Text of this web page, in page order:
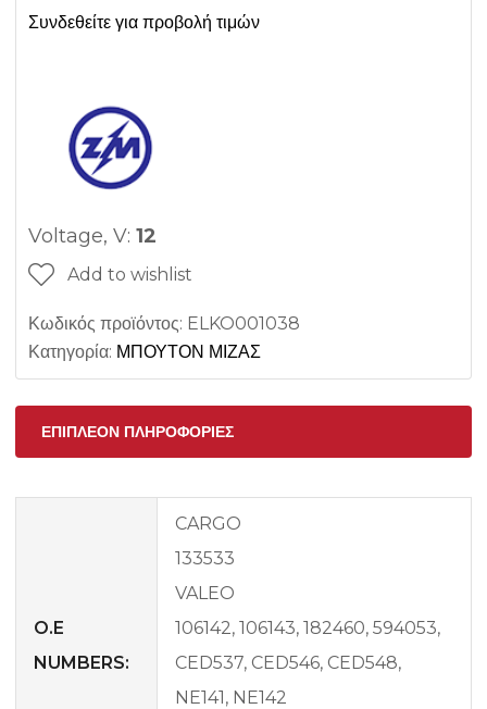
Συνδεθείτε για προβολή τιμών
Voltage, V: 12
Add to wishlist
Κωδικός προϊόντος: ELKO001038
Κατηγορία: ΜΠΟΥΤΟΝ ΜΙΖΑΣ
ΕΠΙΠΛΈΟΝ ΠΛΗΡΟΦΟΡΊΕΣ
O.E
NUMBERS:
CARGO
133533
VALEO
106142, 106143, 182460, 594053,
CED537, CED546, CED548,
NE141, NE142